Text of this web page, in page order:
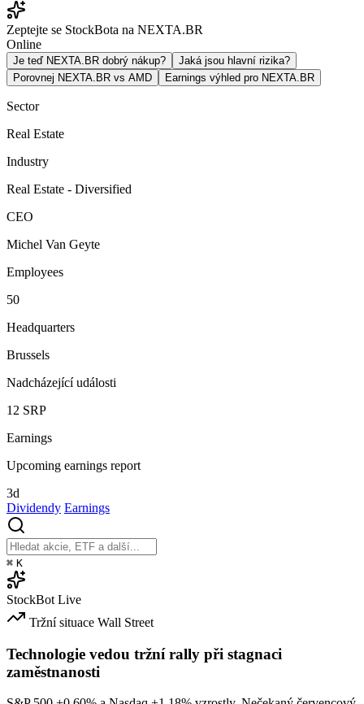
Zeptejte se StockBota na NEXTA.BR
Online
Je teď NEXTA.BR dobrý nákup?
Jaká jsou hlavní rizika?
Porovnej NEXTA.BR vs AMD
Earnings výhled pro NEXTA.BR
Sector
Real Estate
Industry
Real Estate - Diversified
CEO
Michel Van Geyte
Employees
50
Headquarters
Brussels
Nadcházející události
12 SRP
Earnings
Upcoming earnings report
3d
Dividendy Earnings
⌘ K
StockBot Live
Tržní situace Wall Street
Technologie vedou tržní rally při stagnaci
zaměstnanosti